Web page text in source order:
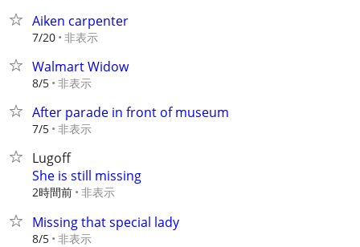
Aiken carpenter
7/20 非表示
Walmart Widow
8/5 非表示
After parade in front of museum
7/5 非表示
Lugoff
She is still missing
2時間前 非表示
Missing that special lady
8/5 非表示